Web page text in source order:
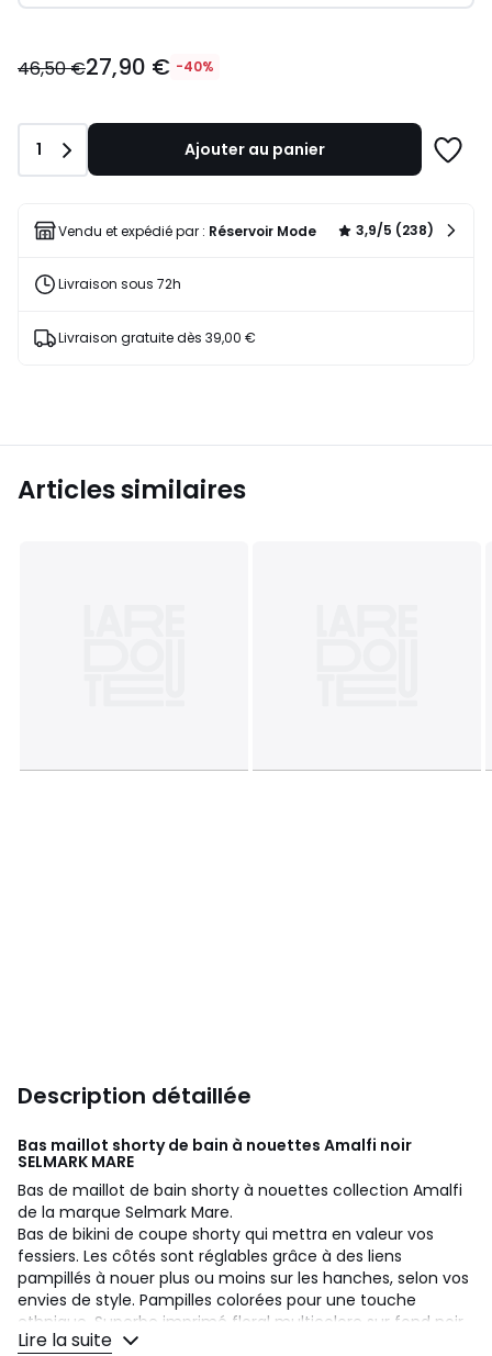
€
46,50
€
de
réduction
46,50 €27,90 € -40%
Quantité
1 Ajouter au panier
liste
Vendu et expédié par : Réservoir Mode 3,9/5 (238)
Livraison sous 72h
Livraison gratuite dès 39,00 €
Articles similaires
Description détaillée
Bas maillot shorty de bain à nouettes Amalfi noir
SELMARK MARE
Bas de maillot de bain shorty à nouettes collection Amalfi
de la marque Selmark Mare.
Bas de bikini de coupe shorty qui mettra en valeur vos
fessiers. Les côtés sont réglables grâce à des liens
pampillés à nouer plus ou moins sur les hanches, selon vos
envies de style. Pampilles colorées pour une touche
ethnique. Superbe imprimé floral multicolore sur fond noir
pour un look lumineux sur la plage.
Lire la suite